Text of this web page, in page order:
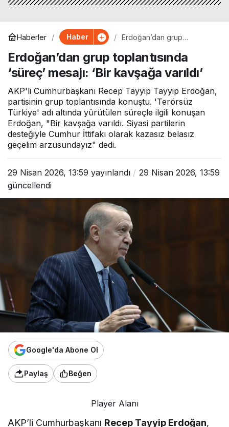
Haberler Haber
Erdoğan’dan grup
‘Bir kavşağa varıldı’
Erdoğan’dan grup toplantısında
‘süreç’ mesajı: ‘Bir kavşağa varıldı’
AKP'li Cumhurbaşkanı Recep Tayyip Tayyip Erdoğan,
partisinin grup toplantısında konuştu. 'Terörsüz
Türkiye' adı altında yürütülen süreçle ilgili konuşan
Erdoğan, "Bir kavşağa varıldı. Siyasi partilerin
desteğiyle Cumhur İttifakı olarak kazasız belasız
geçelim arzusundayız" dedi.
29 Nisan 2026, 13:59 yayınlandı
29 Nisan 2026, 13:59
güncellendi
Google'da Abone Ol
Paylaş Beğen
Player Alanı
AKP’li Cumhurbaşkanı Recep Tayyip Erdoğan,